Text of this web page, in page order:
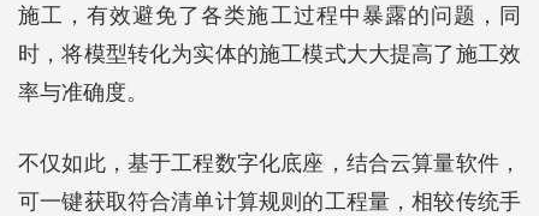
施工，有效避免了各类施工过程中暴露的问题，同
时，将模型转化为实体的施工模式大大提高了施工效
率与准确度。
不仅如此，基于工程数字化底座，结合云算量软件，
可一键获取符合清单计算规则的工程量，相较传统手